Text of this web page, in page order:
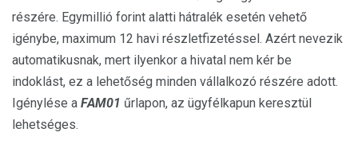
részére. Egymillió forint alatti hátralék esetén vehető
igénybe, maximum 12 havi részletfizetéssel. Azért nevezik
automatikusnak, mert ilyenkor a hivatal nem kér be
indoklást, ez a lehetőség minden vállalkozó részére adott.
Igénylése a FAM01 űrlapon, az ügyfélkapun keresztül
lehetséges.